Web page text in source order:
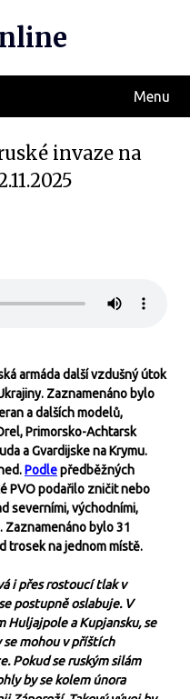
Menu
invaze na
armáda další vzdušný útok
Zaznamenáno bylo
a dalších modelů,
Primorsko-Achtarsk
a Gvardijske na Krymu.
Podlepředběžných
PVO podařilo zničit nebo
severními, východními,
Zaznamenáno bylo 31
trosek na jednom místě.
i přes rostoucí tlak v
postupně oslabuje. V
Huljajpole a Kupjansku, se
mohou v příštích
Pokud se ruským silám
by se kolem února